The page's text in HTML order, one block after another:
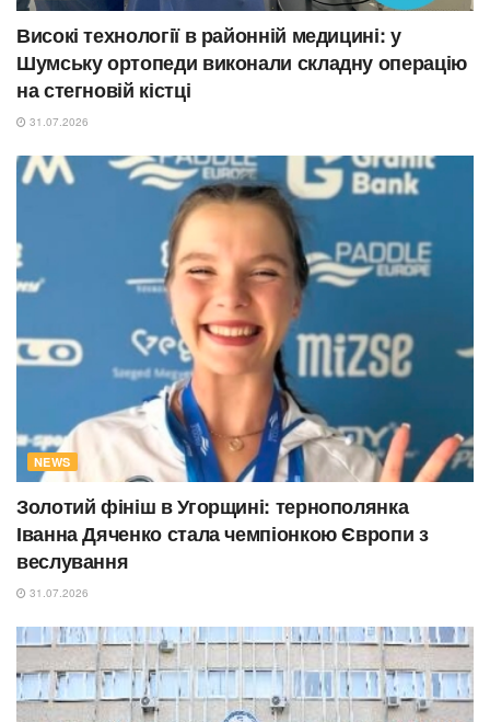
Високі технології в районній медицині: у
Шумську ортопеди виконали складну операцію
на стегновій кістці
31.07.2026
NEWS
Золотий фініш в Угорщині: тернополянка
Іванна Дяченко стала чемпіонкою Європи з
веслування
31.07.2026